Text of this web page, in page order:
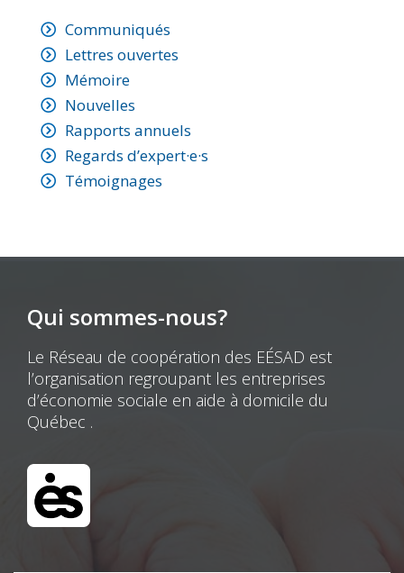
Communiqués
Lettres ouvertes
Mémoire
Nouvelles
Rapports annuels
Regards d’expert·e·s
Témoignages
Qui sommes-nous?
Le Réseau de coopération des EÉSAD est
l’organisation regroupant les entreprises
d’économie sociale en aide à domicile du
Québec .